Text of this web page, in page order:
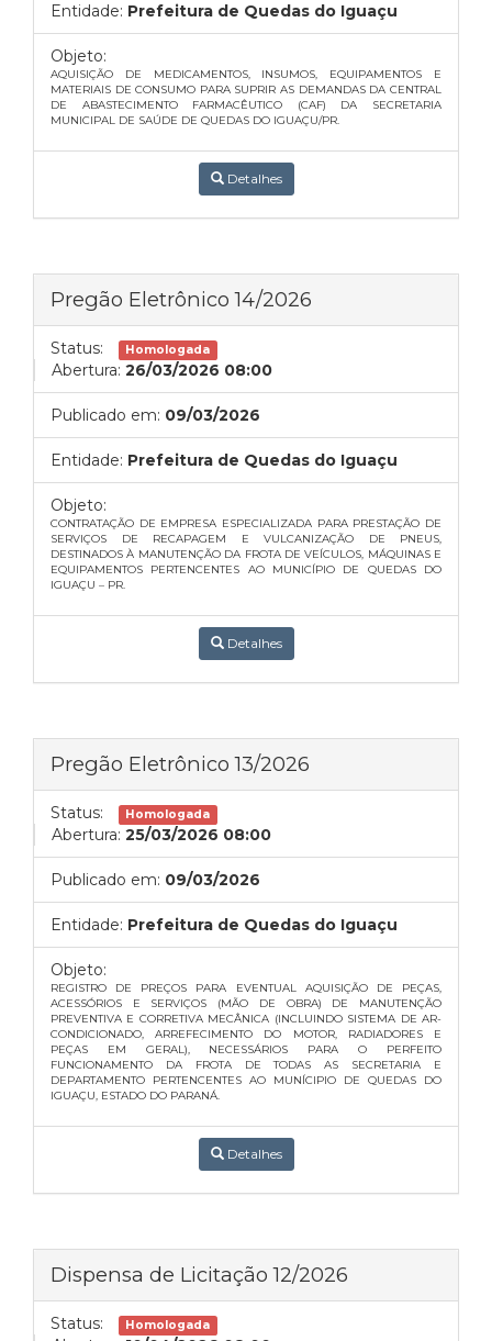
Entidade: Prefeitura de Quedas do Iguaçu
Objeto:
AQUISIÇÃO DE MEDICAMENTOS, INSUMOS, EQUIPAMENTOS E
MATERIAIS DE CONSUMO PARA SUPRIR AS DEMANDAS DA CENTRAL
DE ABASTECIMENTO FARMACÊUTICO (CAF) DA SECRETARIA
MUNICIPAL DE SAÚDE DE QUEDAS DO IGUAÇU/PR.
Detalhes
Pregão Eletrônico 14/2026
Status: Homologada
Abertura: 26/03/2026 08:00
Publicado em: 09/03/2026
Entidade: Prefeitura de Quedas do Iguaçu
Objeto:
CONTRATAÇÃO DE EMPRESA ESPECIALIZADA PARA PRESTAÇÃO DE
SERVIÇOS DE RECAPAGEM E VULCANIZAÇÃO DE PNEUS,
DESTINADOS À MANUTENÇÃO DA FROTA DE VEÍCULOS, MÁQUINAS E
EQUIPAMENTOS PERTENCENTES AO MUNICÍPIO DE QUEDAS DO
IGUAÇU – PR.
Detalhes
Pregão Eletrônico 13/2026
Status: Homologada
Abertura: 25/03/2026 08:00
Publicado em: 09/03/2026
Entidade: Prefeitura de Quedas do Iguaçu
Objeto:
REGISTRO DE PREÇOS PARA EVENTUAL AQUISIÇÃO DE PEÇAS,
ACESSÓRIOS E SERVIÇOS (MÃO DE OBRA) DE MANUTENÇÃO
PREVENTIVA E CORRETIVA MECÂNICA (INCLUINDO SISTEMA DE AR-
CONDICIONADO, ARREFECIMENTO DO MOTOR, RADIADORES E
PEÇAS EM GERAL), NECESSÁRIOS PARA O PERFEITO
FUNCIONAMENTO DA FROTA DE TODAS AS SECRETARIA E
DEPARTAMENTO PERTENCENTES AO MUNÍCIPIO DE QUEDAS DO
IGUAÇU, ESTADO DO PARANÁ.
Detalhes
Dispensa de Licitação 12/2026
Status: Homologada